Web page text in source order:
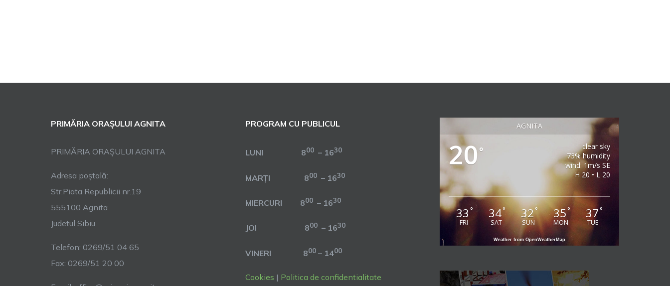
PRIMĂRIA ORAȘULUI AGNITA
PRIMĂRIA ORAȘULUI AGNITA
Adresa poștală:
Str.Piata Republicii nr.19
555100 Agnita
Judetul Sibiu
Telefon: 0269/51 04 65
Fax: 0269/51 20 00
PROGRAM CU PUBLICUL
LUNI 800 – 1630
MARȚI 800 – 1630
MIERCURI 800 – 1630
JOI 800 – 1630
VINERI 800 – 1400
Cookies | Politica de confidentialitate
AGNITA
20°
clear sky
73% humidity
wind: 1m/s SE
H 20 • L 20
33 °
FRI
34°
SAT
32°
SUN
35°
MON
37°
TUE
Weather from OpenWeatherMap